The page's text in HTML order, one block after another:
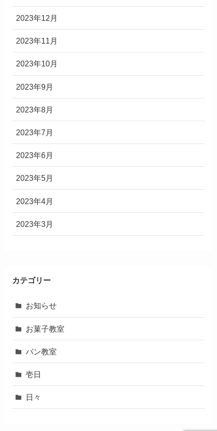
2023年12月
2023年11月
2023年10月
2023年9月
2023年8月
2023年7月
2023年6月
2023年5月
2023年4月
2023年3月
カテゴリー
お知らせ
お菓子教室
パン教室
壱日
日々